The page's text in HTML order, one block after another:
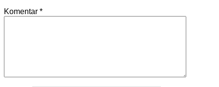
Komentar *